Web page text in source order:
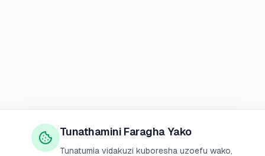
Tunathamini Faragha Yako
Tunatumia vidakuzi kuboresha uzoefu wako,